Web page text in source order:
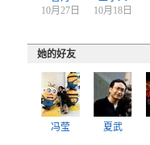
10月27日
10月18日
她的好友
冯莹 夏武